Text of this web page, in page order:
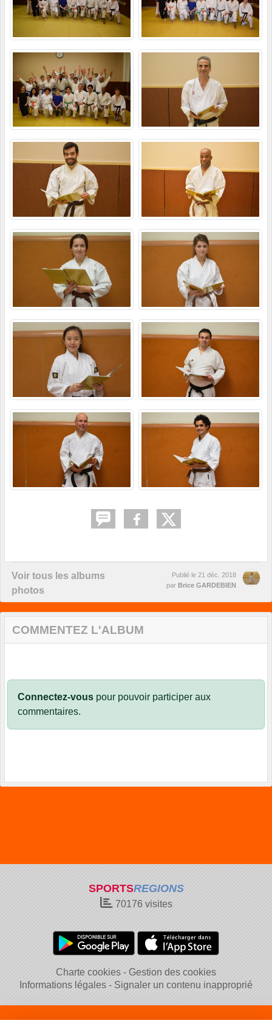
Voir tous les albums
photos
Publié le 21 déc. 2018
par Brice GARDEBIEN
COMMENTEZ L'ALBUM
Connectez-vous pour pouvoir participer aux
commentaires.
SPORTSREGIONS
70176visites
Charte cookies
Gestion des cookies
Informations légales
Signaler un contenu inapproprié